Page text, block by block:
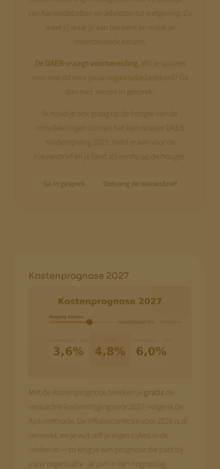
van Kamerdebatten en adviezen tot wetgeving. Zo
weet jij waar je aan toe bent en maak je
onderbouwde keuzes.
De DAEB vraagt voorbereiding. Wil je sparren
over wat dit voor jouw organisatie betekent? Ga
dan met Jeroen in gesprek.
Ik houd je ook graag op de hoogte van de
ontwikkelingen binnen het kerndossier DAEB
Kinderopvang 2029. Meld je aan voor de
nieuwsbrief en je bent als eerste op de hoogte.
Ga in gesprek Ontvang de nieuwsbrief
Kostenprognose 2027
Met de Kostenprognose bereken jegratisde
verwachte kostenstijging voor 2027, volgens de
Ayit-methode. De inflatiecorrectie voor 2026 is al
verwerkt, en je vult zelf je eigen cijfers in de
velden in — zo krijg je een prognose die past bij
jouw organisatie. Je ziet in één oogopslag